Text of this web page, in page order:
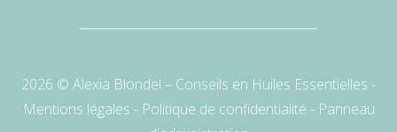
2026 © Alexia Blondel – Conseils en Huiles Essentielles -
Mentions légales - Politique de confidentialité - Panneau